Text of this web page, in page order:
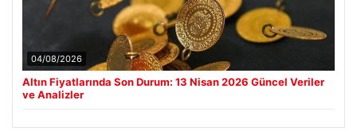
04/08/2026
Altın Fiyatlarında Son Durum: 13 Nisan 2026 Güncel Veriler
ve Analizler